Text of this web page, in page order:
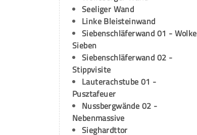
Seeliger Wand
Linke Bleisteinwand
Siebenschläferwand 01 - Wolke
Sieben
Siebenschläferwand 02 -
Stippvisite
Lauterachstube 01 -
Pusztafeuer
Nussbergwände 02 -
Nebenmassive
Sieghardttor